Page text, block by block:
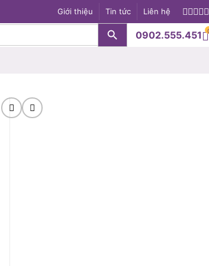
Giới thiệu Tin tức Liên hệ
Search Button
0902.555.4510